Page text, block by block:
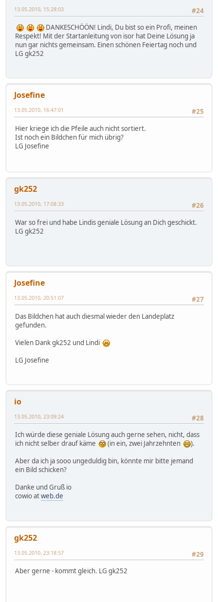
#24
13.05.2010, 15:28:03
DANKESCHÖÖN! Lindi, Du bist so ein Profi, meinen
Respekt! Mit der Startanleitung von isor hat Deine Lösung ja
nun gar nichts gemeinsam. Einen schönen Feiertag noch und
LG gk252
Josefine
#25
13.05.2010, 16:47:01
Hier kriege ich die Pfeile auch nicht sortiert.
Ist noch ein Bildchen für mich übrig?
LG Josefine
gk252
#26
13.05.2010, 17:08:33
War so frei und habe Lindis geniale Lösung an Dich geschickt.
LG gk252
Josefine
#27
13.05.2010, 20:51:07
Das Bildchen hat auch diesmal wieder den Landeplatz
gefunden.
Vielen Dank gk252 und Lindi
LG Josefine
io
#28
13.05.2010, 23:09:24
Ich würde diese geniale Lösung auch gerne sehen, nicht, dass
ich nicht selber drauf käme
(in ein, zwei Jahrzehnten
).
Aber da ich ja sooo ungeduldig bin, könnte mir bitte jemand
ein Bild schicken?
Danke und Gruß io
cowio atweb.de
gk252
#29
13.05.2010, 23:18:57
Aber gerne - kommt gleich. LG gk252